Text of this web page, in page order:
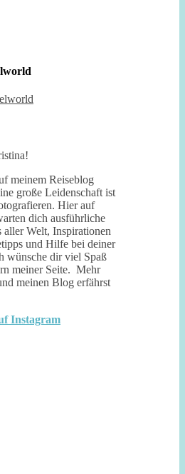
meinem Reiseblog
große Leidenschaft ist
Hier auf
dich ausführliche
aller Welt, Inspirationen
und Hilfe bei deiner
wünsche dir viel Spaß
meiner Seite. Mehr
meinen Blog erfährst
Instagram